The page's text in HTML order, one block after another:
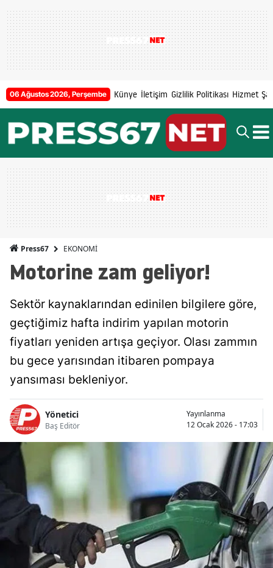
06 Ağustos 2026, Perşembe Künye İletişim Gizlilik Politikası Hizmet
Press67 EKONOMİ
Motorine zam geliyor!
Sektör kaynaklarından edinilen bilgilere göre,
geçtiğimiz hafta indirim yapılan motorin
fiyatları yeniden artışa geçiyor. Olası zammın
bu gece yarısından itibaren pompaya
yansıması bekleniyor.
Yönetici
Baş Editör
Yayınlanma
12 Ocak 2026 - 17:03